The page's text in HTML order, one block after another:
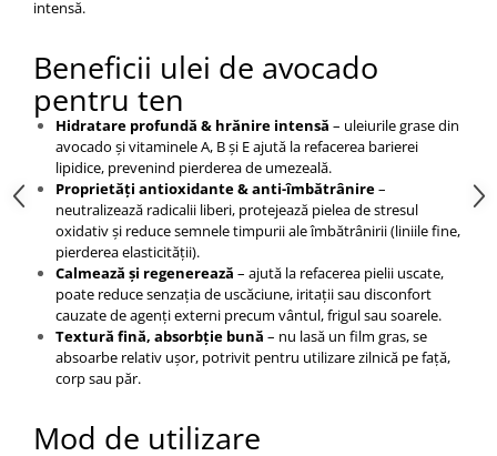
intensă.
Beneficii ulei de avocado
pentru ten
Hidratare profundă & hrănire intensă – uleiurile grase din
avocado și vitaminele A, B și E ajută la refacerea barierei
lipidice, prevenind pierderea de umezeală.
Proprietăți antioxidante & anti-îmbătrânire–
neutralizează radicalii liberi, protejează pielea de stresul
oxidativ și reduce semnele timpurii ale îmbătrânirii (liniile fine,
pierderea elasticităţii).
Calmează și regenerează – ajută la refacerea pielii uscate,
poate reduce senzația de uscăciune, iritații sau disconfort
cauzate de agenți externi precum vântul, frigul sau soarele.
Textură fină, absorbție bună – nu lasă un film gras, se
absoarbe relativ ușor, potrivit pentru utilizare zilnică pe față,
corp sau păr.
Mod de utilizare